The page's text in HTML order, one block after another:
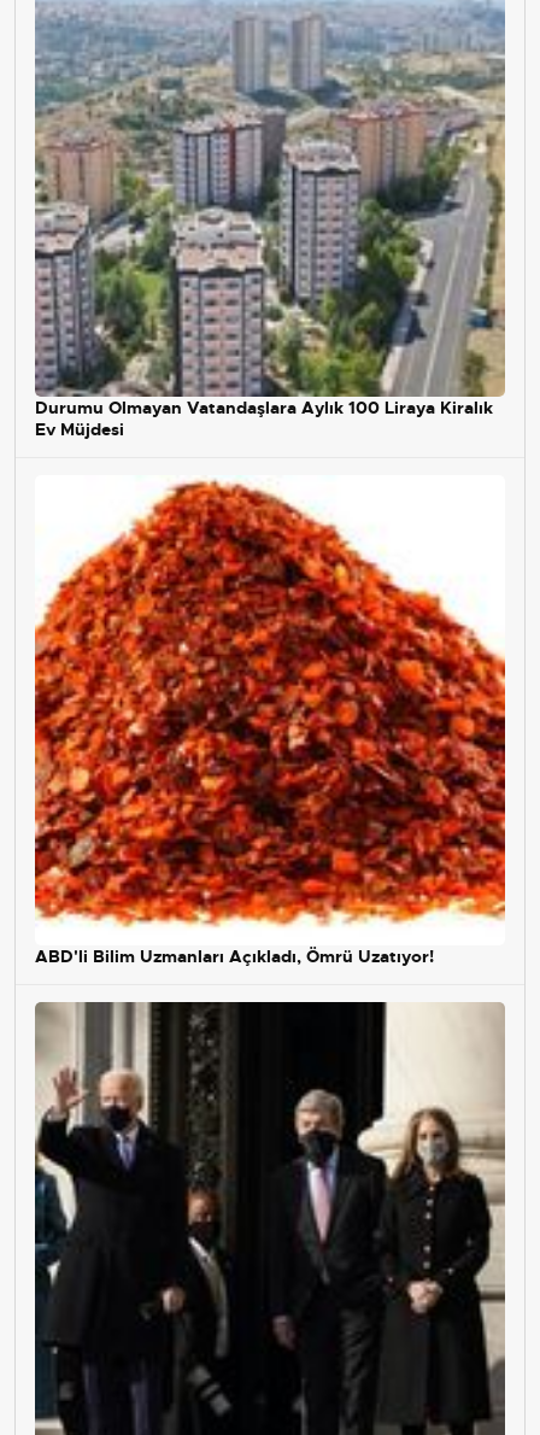
Durumu Olmayan Vatandaşlara Aylık 100 Liraya Kiralık
Ev Müjdesi
ABD'li Bilim Uzmanları Açıkladı, Ömrü Uzatıyor!